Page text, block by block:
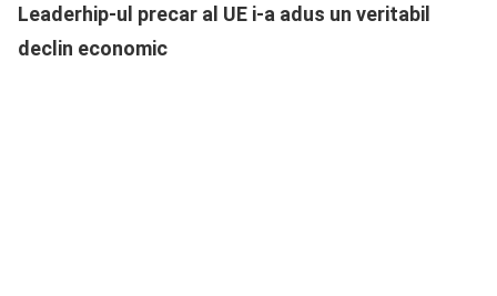
Leaderhip-ul precar al UE i-a adus un veritabil
declin economic